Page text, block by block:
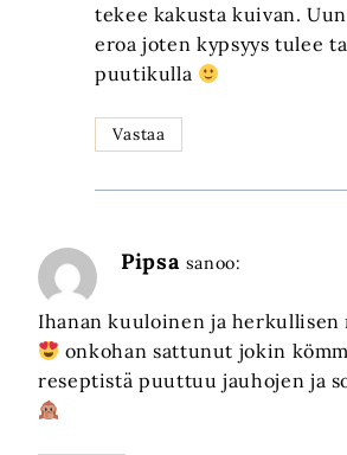
tekee kakusta kuivan.
eroa joten kypsyys tulee
puutikulla
Vastaa
Pipsa sanoo:
Ihanan kuuloinen ja herkullisen
onkohan sattunut jokin
reseptistä puuttuu jauhojen ja